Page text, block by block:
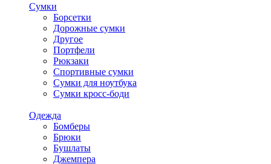
Сумки
Борсетки
Дорожные сумки
Другое
Портфели
Рюкзаки
Спортивные сумки
Сумки для ноутбука
Сумки кросс-боди
Одежда
Бомберы
Брюки
Бушлаты
Джемпера